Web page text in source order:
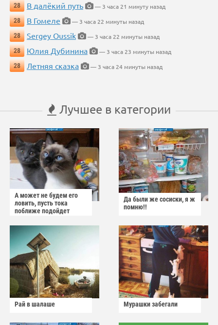
28
В далёкий путь
— 3 часа 21 минуту назад
28
В Гомеле
— 3 часа 22 минуты назад
28
Sergey Oussik
— 3 часа 22 минуты назад
28
Юлия Дубинина
— 3 часа 23 минуты назад
28
Летняя сказка — 3 часа 24 минуты назад
Лучшее в категории
А может не будем его
ловить, пусть тока
поближе подойдет
Да были же сосиски, я ж
помню!!
Рай в шалаше Мурашки забегали